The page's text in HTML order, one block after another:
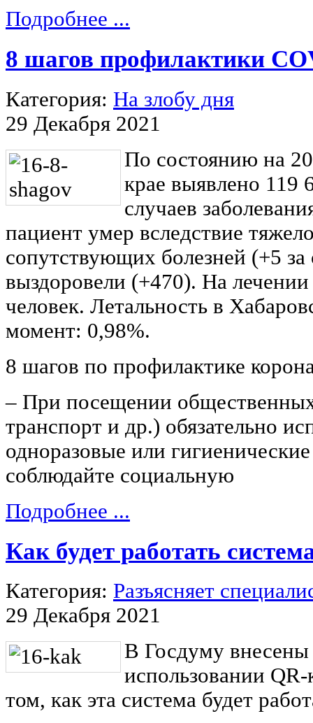
Подробнее ...
8 шагов профилактики
Категория: На злобу дня
29 Декабря 2021
По состоянию на
крае выявлено 119
случаев
пациент умер вследствие
сопутствующих болезней (+5 за
выздоровели (+470). На лечении
человек. Летальность в
момент: 0,98%.
8 шагов по профилактике
– При посещении
транспорт и др.) обязательно
одноразовые или
соблюдайте социальную
Подробнее ...
Как будет работать
Категория: Разъясняет
29 Декабря 2021
В Госдуму внесены
использовании
том, как эта система будет